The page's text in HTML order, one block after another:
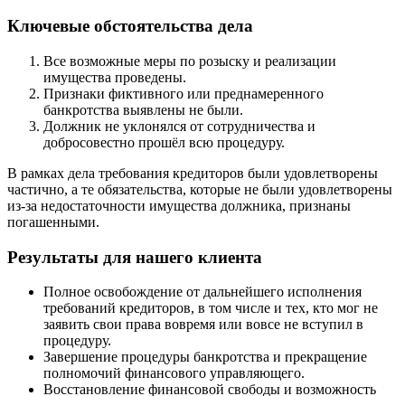
Ключевые обстоятельства дела
Все возможные меры по розыску и реализации
имущества проведены.
Признаки фиктивного или преднамеренного
банкротства выявлены не были.
Должник не уклонялся от сотрудничества и
добросовестно прошёл всю процедуру.
В рамках дела требования кредиторов были удовлетворены
частично, а те обязательства, которые не были удовлетворены
из-за недостаточности имущества должника, признаны
погашенными.
Результаты для нашего клиента
Полное освобождение от дальнейшего исполнения
требований кредиторов, в том числе и тех, кто мог не
заявить свои права вовремя или вовсе не вступил в
процедуру.
Завершение процедуры банкротства и прекращение
полномочий финансового управляющего.
Восстановление финансовой свободы и возможность